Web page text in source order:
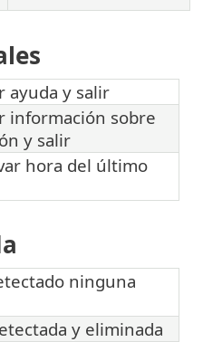
ayuda y salir
información sobre
y salir
hora del último
ninguna
y eliminada